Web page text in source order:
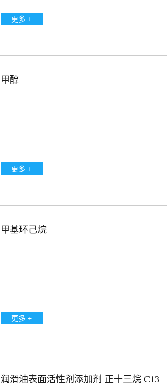
更多 +
甲醇
更多 +
甲基环己烷
更多 +
润滑油表面活性剂添加剂 正十三烷 C13